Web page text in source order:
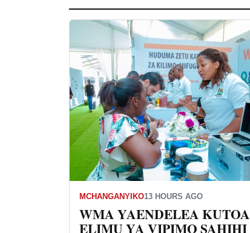
MCHANGANYIKO13 HOURS AGO
WMA YAENDELEA KUTOA
ELIMU YA VIPIMO SAHIHI